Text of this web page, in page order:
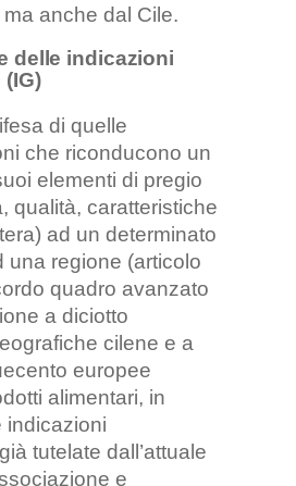
ma anche dal Cile.
delle indicazioni
di quelle
che riconducono un
elementi di pregio
qualità, caratteristiche
ad un determinato
una regione (articolo
quadro avanzato
a diciotto
cilene e a
europee
alimentari, in
indicazioni
tutelate dall’attuale
e